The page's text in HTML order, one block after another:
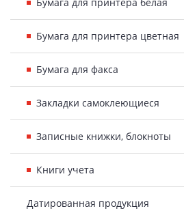
Бумага для принтера цветная
Бумага для факса
Закладки самоклеющиеся
Записные книжки, блокноты
Книги учета
Датированная продукция